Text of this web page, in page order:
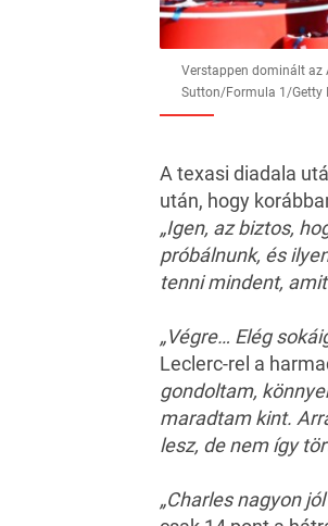
Verstappen dominált az
Sutton/Formula 1/Getty
A texasi diadala
után, hogy
„Igen, az biztos,
próbálnunk, és
tenni mindent,
„Végre… Elég
Leclerc-rel a
gondoltam,
maradtam kint.
lesz, de nem így
„Charles nagyon